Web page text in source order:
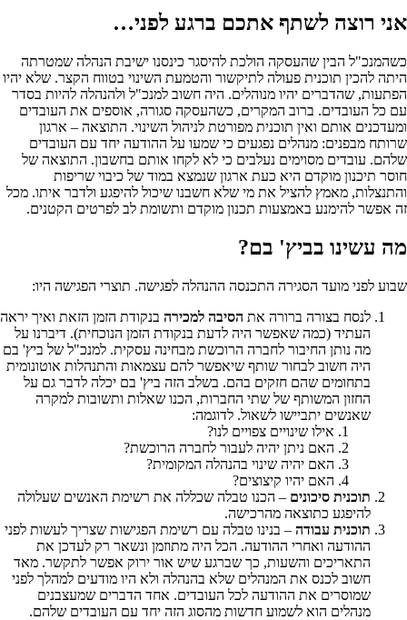
אני רוצה לשתף אתכם ברגע לפני…
כשהמנכ"ל הבין שהעסקה הולכת להיסגר כינסנו ישיבת הנהלה שמטרתה
היתה להכין תוכנית פעולה לתיקשור והטמעת השינוי בטווח הקצר. שלא יהיו
הפתעות, שהדברים יהיו מנוהלים. היה חשוב למנכ"ל ולהנהלה להיות בסדר
עם כל העובדים. ברוב המקרים, כשהעסקה סגורה, אוספים את העובדים
ומעדכנים אותם ואין תוכנית מפורטת לניהול השינוי. התוצאה – ארגון
שרותח מבפנים: מנהלים נפגעים כי שמעו על ההודעה יחד עם העובדים
שלהם. עובדים מסוימים נעלבים כי לא לקחו אותם בחשבון. התוצאה של
חוסר תיכנון מוקדם היא כעת ארגון שנמצא במוד של כיבוי שריפות
והתנצלות, מאמץ להציל את מי שלא חשבנו שיכול להיפגע ולדבר איתו. מכל
זה אפשר להימנע באמצעות תכנון מוקדם ותשומת לב לפרטים הקטנים.
מה עשינו בביץ' בם?
שבוע לפני מועד הסגירה התכנסה ההנהלה לפגישה. תוצרי הפגישה היו:
לנסח בצורה ברורה את הסיבה למכירה בנקודת הזמן הזאת ואיך יראה
העתיד (כמה שאפשר היה לדעת בנקודת הזמן הנוכחית). דיברנו על
מה נותן החיבור לחברה הרוכשת מבחינה עסקית. למנכ"ל של ביץ' בם
היה חשוב לבחור שותף שיאפשר להם עצמאות והתנהלות אוטונומית
בתחומים שהם חזקים בהם. בשלב הזה ביץ' בם יכלה לדבר גם על
החזון המשותף של שתי החברות, הכנו שאלות ותשובות למקרה
שאנשים יתביישו לשאול. לדוגמה:
אילו שינויים צפויים לנו?
האם ניתן יהיה לעבור לחברה הרוכשת?
האם יהיה שינוי בהנהלה המקומית?
האם יהיו קיצוצים?
תוכנית סיכונים – הכנו טבלה שכללה את רשימת האנשים שעלולה
להיפגע כתוצאה מהרכישה.
תוכנית עבודה – בנינו טבלה עם רשימת הפגישות שצריך לעשות לפני
ההודעה ואחרי ההודעה. הכל היה מתוזמן ונשאר רק לעדכן את
התאריכים והשעות, כך שברגע שיש אור ירוק אפשר לתקשר. מאד
חשוב לכנס את המנהלים שלא בהנהלה ולא היו מודעים למהלך לפני
שמוסרים את ההודעה לכל העובדים. אחד הדברים שמעצבנים
מנהלים הוא לשמוע חדשות מהסוג הזה יחד עם העובדים שלהם.